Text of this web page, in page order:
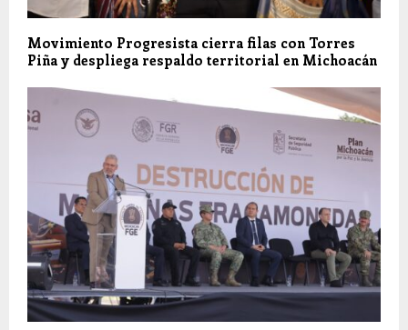
Movimiento Progresista cierra filas con Torres
Piña y despliega respaldo territorial en Michoacán